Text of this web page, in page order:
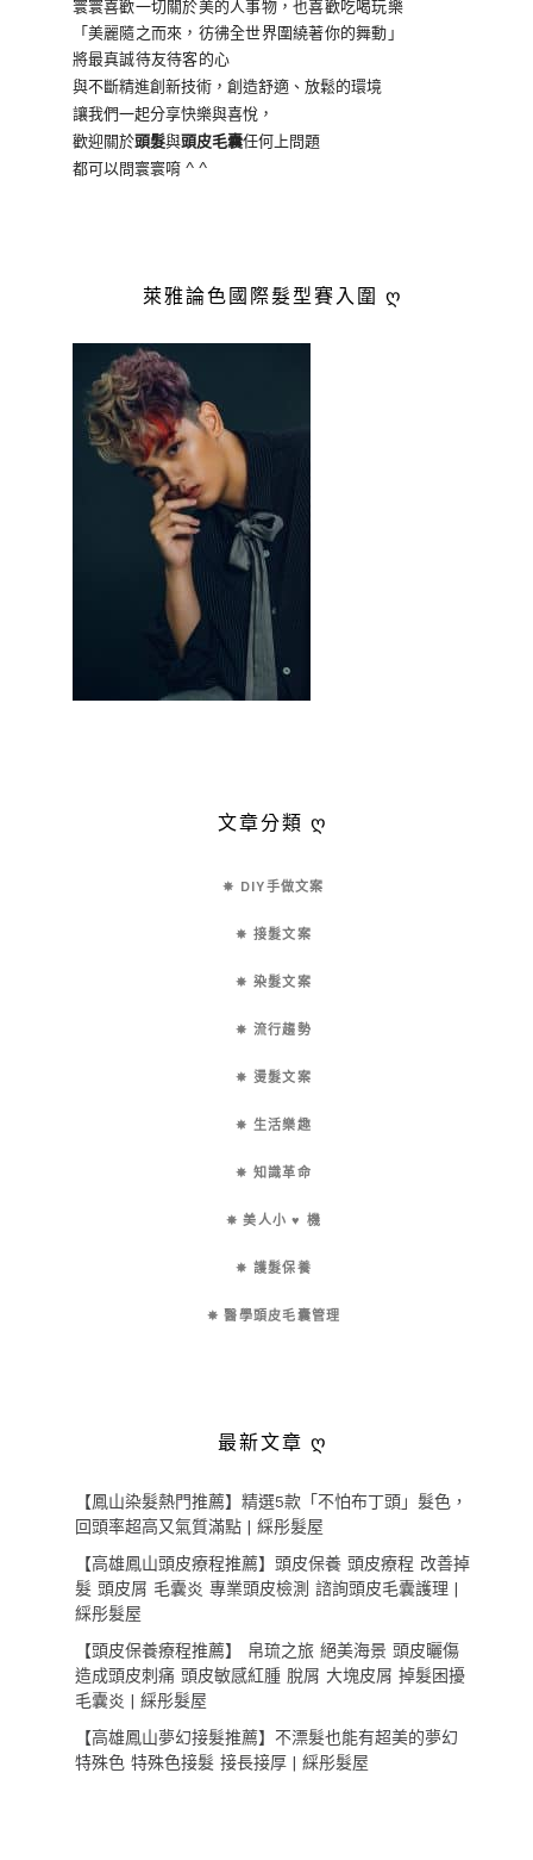
寰寰喜歡一切關於美的人事物，也喜歡吃喝玩樂
「美麗隨之而來，彷彿全世界圍繞著你的舞動」
將最真誠待友待客的心
與不斷精進創新技術，創造舒適、放鬆的環境
讓我們一起分享快樂與喜悅，
歡迎關於頭髮與頭皮毛囊任何上問題
都可以問寰寰唷 ^ ^
萊雅論色國際髮型賽入圍 ღ
文章分類 ღ
✵ DIY手做文案
✵ 接髮文案
✵ 染髮文案
✵ 流行趨勢
✵ 燙髮文案
✵ 生活樂趣
✵ 知識革命
✵ 美人小 ♥ 機
✵ 護髮保養
✵ 醫學頭皮毛囊管理
最新文章 ღ
【鳳山染髮熱門推薦】精選5款「不怕布丁頭」髮色，
回頭率超高又氣質滿點 | 綵彤髮屋
【高雄鳳山頭皮療程推薦】頭皮保養 頭皮療程 改善掉
髮 頭皮屑 毛囊炎 專業頭皮檢測 諮詢頭皮毛囊護理 |
綵彤髮屋
【頭皮保養療程推薦】 帛琉之旅 絕美海景 頭皮曬傷
造成頭皮刺痛 頭皮敏感紅腫 脫屑 大塊皮屑 掉髮困擾
毛囊炎 | 綵彤髮屋
【高雄鳳山夢幻接髮推薦】不漂髮也能有超美的夢幻
特殊色 特殊色接髮 接長接厚 | 綵彤髮屋